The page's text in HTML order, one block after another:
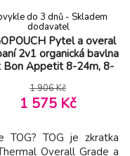
Pytel a overal
2v1 organická bavlna
Bon Appetit 8-24m, 8-
do 3 dnů - Skladem
dodavatel
1 906 Kč
1 575 Kč
TOG? TOG je zkratka
Overall Grade a